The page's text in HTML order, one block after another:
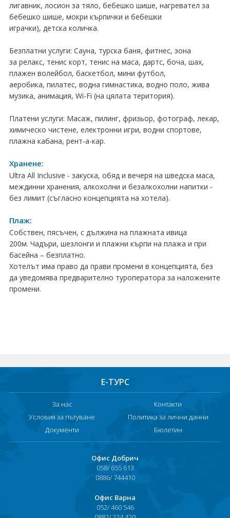
САМОЛЕТНИ БИЛЕТИ
ХОТЕЛИ
Хотели в България
Хотели в чужбина
ЕЗИКОВО УЧИЛИЩЕ
SUMMER ENGLISH TALENTS ACADEMY
ВХОД ЗА АГЕНТИ
лигавник, лосион за тяло, бебешко шише, нагревател за
бебешко шише, мокри кърпички и бебешки
играчки), детска количка.
Безплатни услуги: Сауна, турска баня, фитнес, зона
за релакс, тенис корт, тенис на маса, дартс, боча, шах,
плажен волейбол, баскетбол, мини футбол,
аеробика, пилатес, водна гимнастика, водно поло, жива
музика, анимация, Wi-Fi (на цялата територия).
Платени услуги: Масаж, пилинг, фризьор, фотограф, лекар,
химическо чистене, електронни игри, водни спортове,
плажна кабана, рент-а-кар.
Хранене:
Ultra All Inclusive - закуска, обяд и вечеря на шведска маса,
междинни хранения, алкохолни и безалкохолни напитки -
без лимит (съгласно концепцията на хотела).
Плаж:
Собствен, пясъчен, с дължина на плажната ивица
200м. Чадъри, шезлонги и плажни кърпи на плажа и при
басейна – безплатно.
Хотелът има право да прави промени в концепцията, без
да уведомява предварително туроператора за наложените
промени.
Е-ТУРС
За нас
Контакти
Условия за пътуване
Политика за лични данни
Документи
Бюлетин
Офис Добрич
058/ 655 613
0886/ 744410
Офис Варна
052/ 460 546